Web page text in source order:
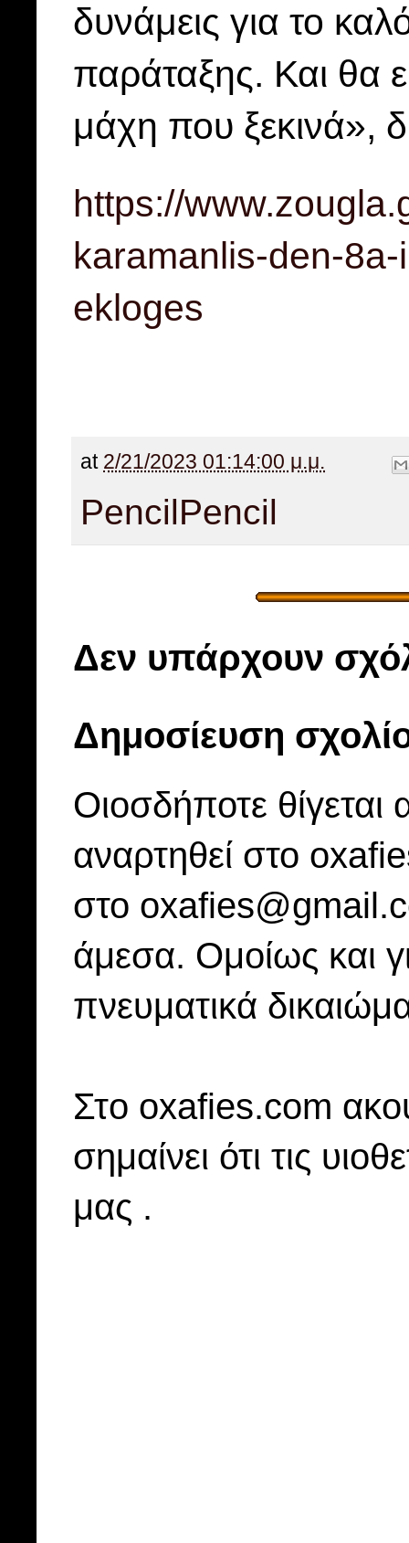
δυνάμεις για το
παράταξης. Και θα
μάχη που
https://
karamanlis-den-
ekloges
at 2/21/2023 01:14:00 μ.μ.
PencilPencil
Δεν υπάρχουν
Δημοσίευση
Οιοσδήποτε
αναρτηθεί στο
στο
άμεσα. Ομοίως και
πνευματικά
Στo oxafies.com
σημαίνει ότι τις
μας .